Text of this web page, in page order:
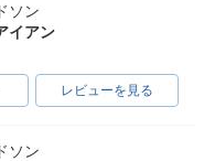
ソン
イアン
レビューを見る
ソン